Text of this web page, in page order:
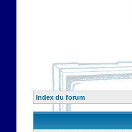
Index du forum